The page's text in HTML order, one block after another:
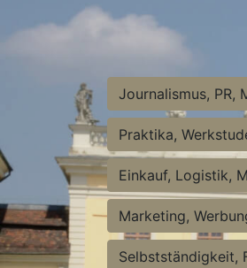
Journalismus, PR,
Praktika,
Einkauf, Logistik,
Marketing,
Selbstständigkeit,